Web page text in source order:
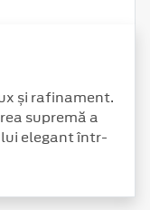
și rafinament.
supremă a
elegant într-